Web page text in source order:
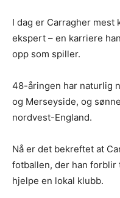
I dag er Carragher mest
ekspert – en karriere
opp som spiller.
48-åringen har naturlig
og Merseyside, og
nordvest-England.
Nå er det bekreftet at
fotballen, der han forblir
hjelpe en lokal klubb.